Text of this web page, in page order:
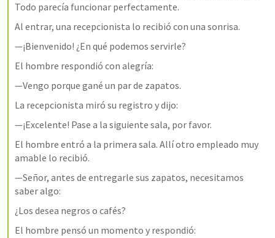
Todo parecía funcionar perfectamente.
Al entrar, una recepcionista lo recibió con una sonrisa.
—¡Bienvenido! ¿En qué podemos servirle?
El hombre respondió con alegría:
—Vengo porque gané un par de zapatos.
La recepcionista miró su registro y dijo:
—¡Excelente! Pase a la siguiente sala, por favor.
El hombre entró a la primera sala. Allí otro empleado muy
amable lo recibió.
—Señor, antes de entregarle sus zapatos, necesitamos
saber algo:
¿Los desea negros o cafés?
El hombre pensó un momento y respondió: